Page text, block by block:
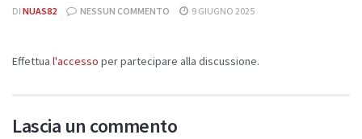
DI NUAS82 NESSUN COMMENTO 9 GIUGNO 2025
Effettua l'accesso per partecipare alla discussione.
Lascia un commento